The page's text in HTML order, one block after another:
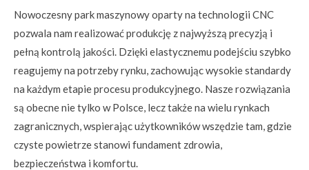
Nowoczesny park maszynowy oparty na technologii CNC
pozwala nam realizować produkcję z najwyższą precyzją i
pełną kontrolą jakości. Dzięki elastycznemu podejściu szybko
reagujemy na potrzeby rynku, zachowując wysokie standardy
na każdym etapie procesu produkcyjnego. Nasze rozwiązania
są obecne nie tylko w Polsce, lecz także na wielu rynkach
zagranicznych, wspierając użytkowników wszędzie tam, gdzie
czyste powietrze stanowi fundament zdrowia,
bezpieczeństwa i komfortu.